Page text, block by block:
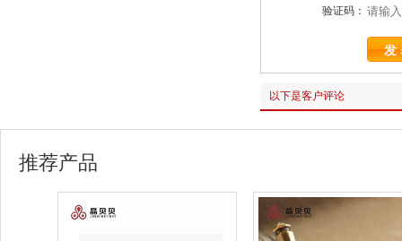
验证码：
以下是客户评论
推荐产品